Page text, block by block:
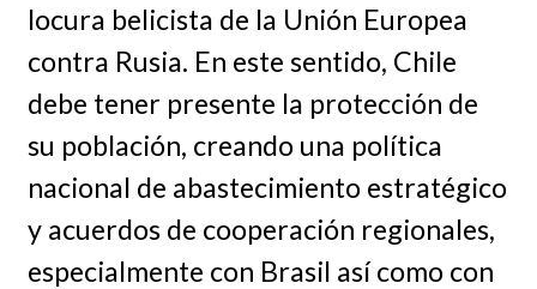
locura belicista de la Unión Europea
contra Rusia. En este sentido, Chile
debe tener presente la protección de
su población, creando una política
nacional de abastecimiento estratégico
y acuerdos de cooperación regionales,
especialmente con Brasil así como con